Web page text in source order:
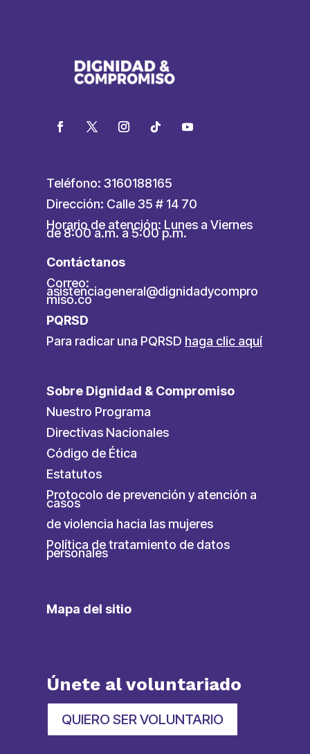
Teléfono: 3160188165
Dirección: Calle 35 # 14 70
Horario de atención: Lunes a Viernes
de 8:00 a.m. a 5:00 p.m.
Contáctanos
Correo:
asistenciageneral@dignidadycompro
miso.co
PQRSD
Para radicar una PQRSD haga clic aquí
Sobre Dignidad & Compromiso
Nuestro Programa
Directivas Nacionales
Código de Ética
Estatutos
Protocolo de prevención y atención a
casos
de violencia hacia las mujeres
Política de tratamiento de datos
personales
Mapa del sitio
Únete al voluntariado
QUIERO SER VOLUNTARIO